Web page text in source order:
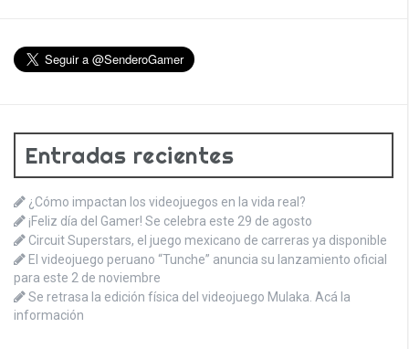
Entradas recientes
¿Cómo impactan los videojuegos en la vida real?
¡Feliz día del Gamer! Se celebra este 29 de agosto
Circuit Superstars, el juego mexicano de carreras ya disponible
El videojuego peruano “Tunche” anuncia su lanzamiento oficial
para este 2 de noviembre
Se retrasa la edición física del videojuego Mulaka. Acá la
información